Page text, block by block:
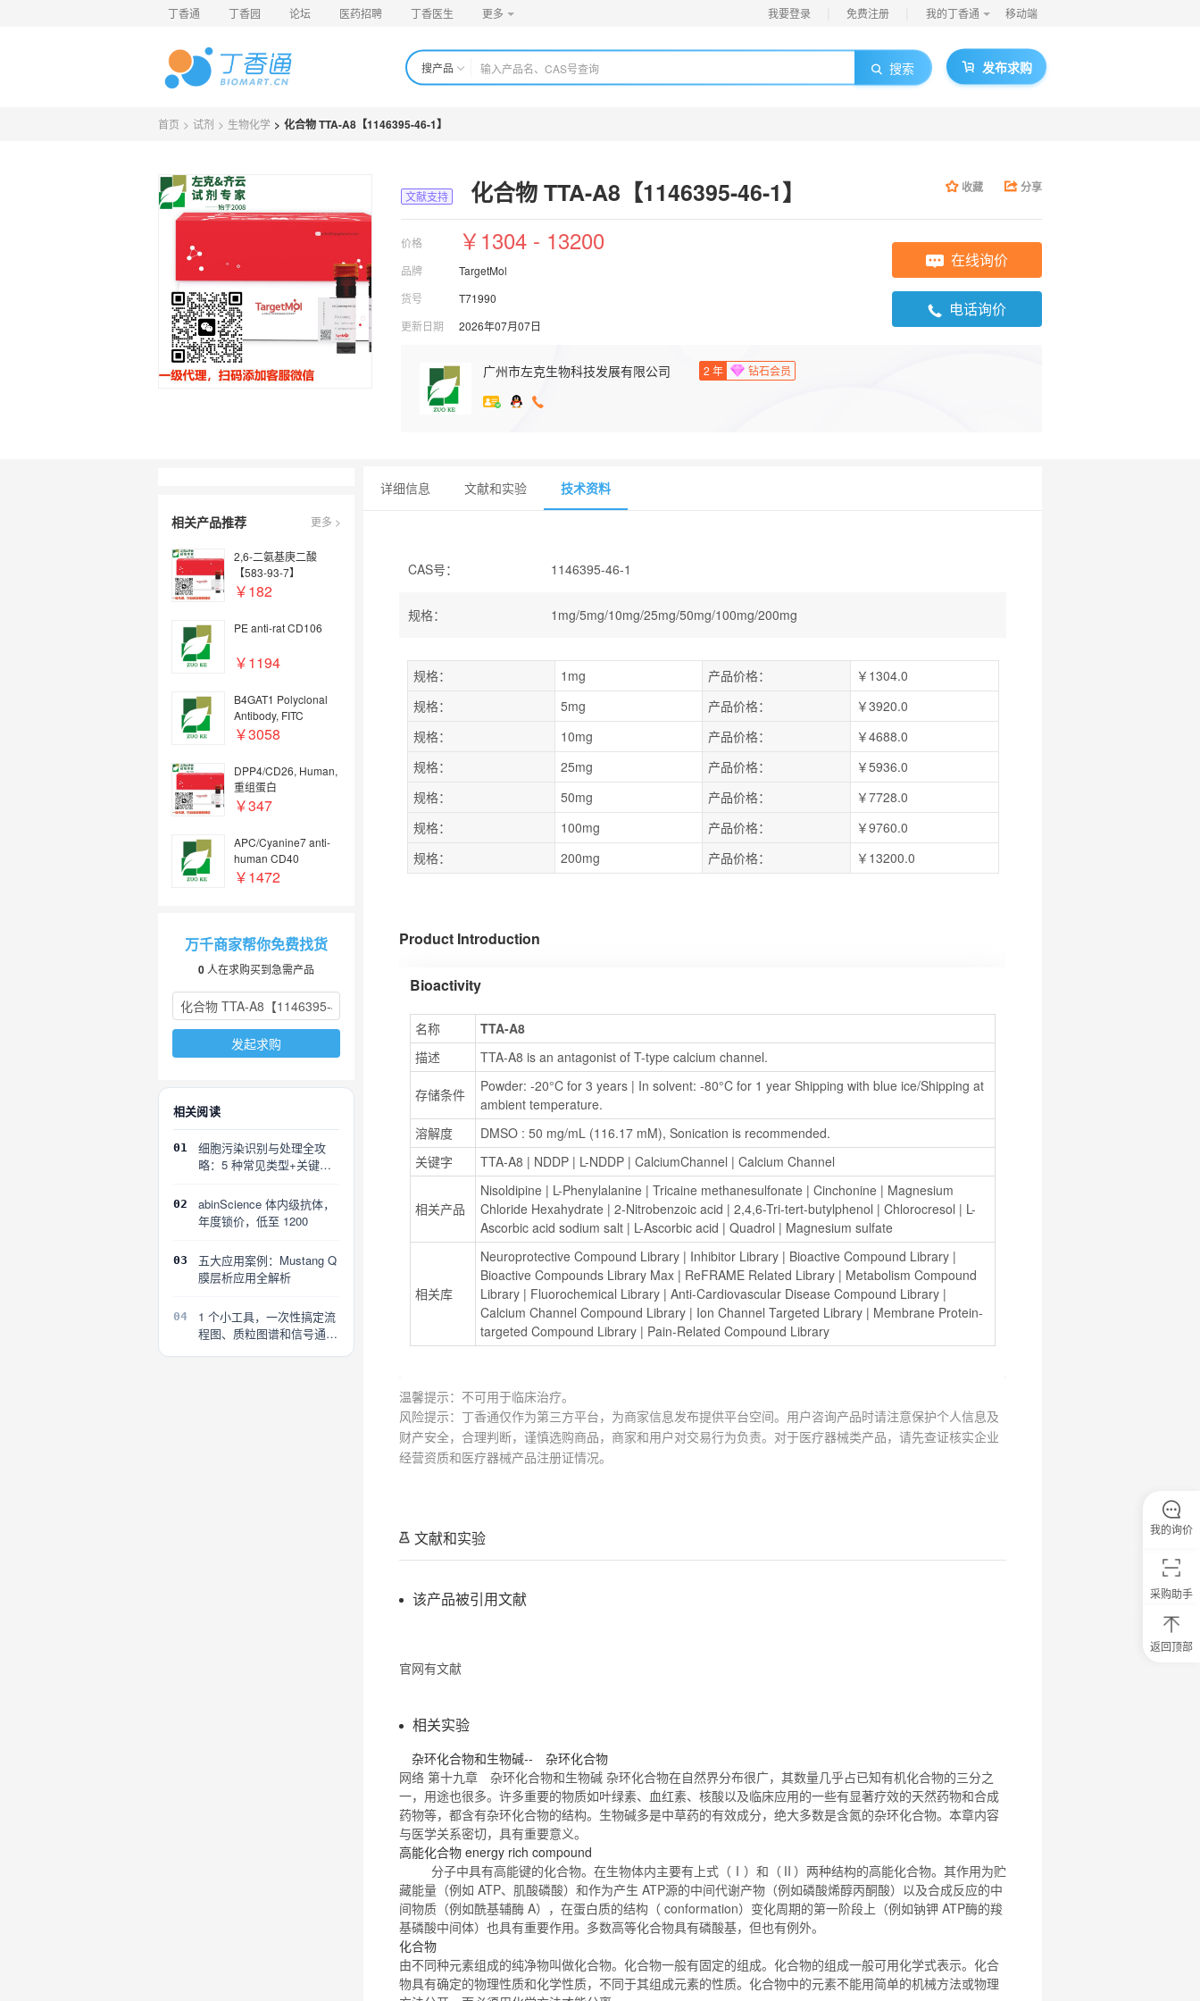
丁香通 丁香园 论坛 医药招聘 丁香医生 更多 我要登录 免费注册 我的丁香通 移动端
搜产品 搜索 发布求购
首页 > 试剂 > 生物化学 > 化合物 TTA-A8【1146395-46-1】
文献支持 化合物 TTA-A8【1146395-46-1】 收藏 分享
价格 ￥1304 - 13200
品牌
TargetMol
货号
T71990
更新日期
2026年07月07日
在线询价
电话询价
广州市左克生物科技发展有限公司 2 年 钻石会员
相关产品推荐 更多 >
2,6-二氨基庚二酸
【583-93-7】
￥182
PE anti-rat CD106
￥1194
B4GAT1 Polyclonal
Antibody, FITC
Conjugated
￥3058
DPP4/CD26, Human,
重组蛋白
￥347
APC/Cyanine7 anti-
human CD40
￥1472
万千商家帮你免费找货
0 人在求购买到急需产品
发起求购
相关阅读
01
细胞污染识别与处理全攻
略：5 种常见类型+关键误
02
abinScience 体内级抗体，
年度锁价，低至 1200
03
五大应用案例：Mustang Q
膜层析应用全解析
04
1 个小工具，一次性搞定流
程图、质粒图谱和信号通路
详细信息 文献和实验 技术资料
CAS号： 1146395-46-1
规格： 1mg/5mg/10mg/25mg/50mg/100mg/200mg
规格： 1mg 产品价格：
￥1304.0
规格：
5mg 产品价格：
￥3920.0
规格：
10mg 产品价格：
￥4688.0
规格：
25mg 产品价格：
￥5936.0
规格：
50mg 产品价格：
￥7728.0
规格：
100mg 产品价格：
￥9760.0
规格：
200mg 产品价格： ￥13200.0
Product Introduction
Bioactivity
名称
TTA-A8
描述
TTA-A8 is an antagonist of T-type calcium channel.
存储条件
Powder: -20°C for 3 years | In solvent: -80°C for 1 year Shipping with blue ice/Shipping at
ambient temperature.
溶解度
DMSO : 50 mg/mL (116.17 mM), Sonication is recommended.
关键字
TTA-A8 | NDDP | L-NDDP | CalciumChannel | Calcium Channel
相关产品
Nisoldipine | L-Phenylalanine | Tricaine methanesulfonate | Cinchonine | Magnesium
Chloride Hexahydrate | 2-Nitrobenzoic acid | 2,4,6-Tri-tert-butylphenol | Chlorocresol | L-
Ascorbic acid sodium salt | L-Ascorbic acid | Quadrol | Magnesium sulfate
相关库
Neuroprotective Compound Library | Inhibitor Library | Bioactive Compound Library
Bioactive Compounds Library Max | ReFRAME Related Library | Metabolism Compound
Library | Fluorochemical Library | Anti-Cardiovascular Disease Compound Library
Calcium Channel Compound Library | Ion Channel Targeted Library | Membrane Protein-
targeted Compound Library | Pain-Related Compound Library
温馨提示：不可用于临床治疗。
风险提示：丁香通仅作为第三方平台，为商家信息发布提供平台空间。用户咨询产品时请注意保护个人信息及
财产安全，合理判断，谨慎选购商品，商家和用户对交易行为负责。对于医疗器械类产品，请先查证核实企业
经营资质和医疗器械产品注册证情况。
文献和实验
该产品被引用文献
官网有文献
相关实验
杂环化合物和生物碱-- 杂环化合物
网络 第十九章 杂环化合物和生物碱 杂环化合物在自然界分布很广，其数量几乎占已知有机化合物的三分之
一，用途也很多。许多重要的物质如叶绿素、血红素、核酸以及临床应用的一些有显著疗效的天然药物和合成
药物等，都含有杂环化合物的结构。生物碱多是中草药的有效成分，绝大多数是含氮的杂环化合物。本章内容
与医学关系密切，具有重要意义。
高能化合物 energy rich compound
分子中具有高能键的化合物。在生物体内主要有上式（Ⅰ）和（Ⅱ）两种结构的高能化合物。其作用为贮
藏能量（例如 ATP、肌酸磷酸）和作为产生 ATP源的中间代谢产物（例如磷酸烯醇丙酮酸）以及合成反应的中
间物质（例如酰基辅酶 A），在蛋白质的结构（ conformation）变化周期的第一阶段上（例如钠钾 ATP酶的羧
基磷酸中间体）也具有重要作用。多数高等化合物具有磷酸基，但也有例外。
化合物
由不同种元素组成的纯净物叫做化合物。 化合物一般有固定的组成。 化合物的组成一般可用化学式表示。 化合
物具有确定的物理性质和化学性质，不同于其组成元素的性质。 化合物中的元素不能用简单的机械方法或物理
采购助手
返回顶部
我的询价